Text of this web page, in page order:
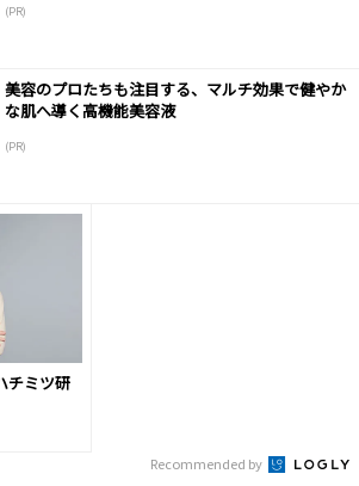
(PR)
美容のプロたちも注目する、マルチ効果で健やか
な肌へ導く高機能美容液
(PR)
チミツ研
Recommended by